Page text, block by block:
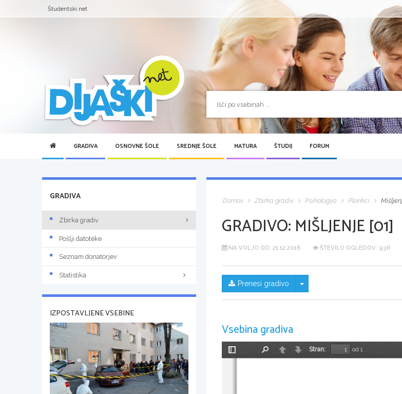
Študentski.net
GRADIVA OSNOVNE ŠOLE SREDNJE ŠOLE MATURA ŠTUDIJ FORUM
Domov Zbirka gradiv Psihologija Plonkci
GRADIVO: MIŠLJENJE [01]
NA VOLJO OD: 21.12.2018 ŠTEVILO OGLEDOV: 936
Prenesi gradivo Skrij/prikaži meni
Vsebina gradiva
Preklopi
NazajNaprej
Stran:
od 1
GRADIVA
Zbirka gradiv
Pošlji datoteke
Seznam donatorjev
Statistika
IZPOSTAVLJENE VSEBINE